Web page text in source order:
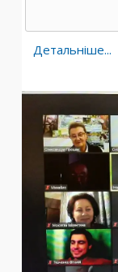
Детальніше...